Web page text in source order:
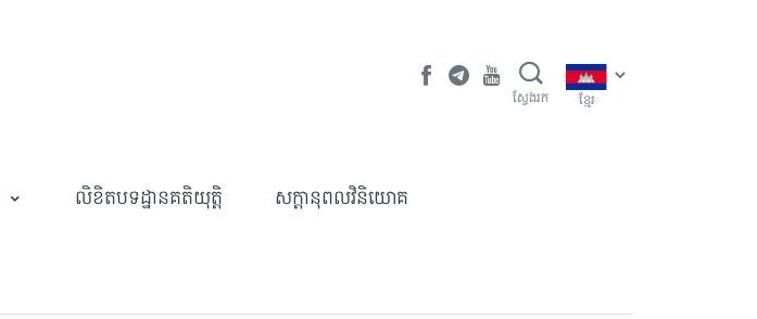
ស្វែងរក ខ្មែរ
លិខិតបទដ្ឋានគតិយុត្តិ ​សក្តានុពលវិនិយោគ